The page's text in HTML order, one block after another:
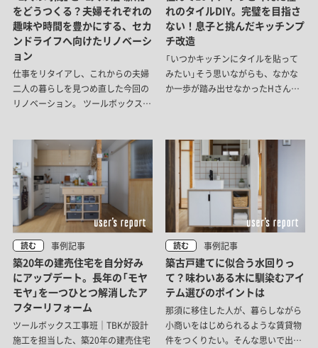
をどうつくる？夫婦それぞれの
趣味や時間を豊かにする、セカ
ンドライフへ向けたリノベーシ
ョン
仕事をリタイアし、これからの夫婦
二人の暮らしを見つめ直した今回の
リノベーション。 ツールボックス工
ごす時間」と「それぞれが自分らしく
過ごす時間」のどちらも心地よく楽
しめる住まいへと整えました。
れのタイルDIY。完璧を目指さ
ない！息子と挑んだキッチンプ
チ改造
「いつかキッチンにタイルを貼って
みたい」そう思いながらも、なかな
か一歩が踏み出せなかったHさん。
ない」と決めた割り切り、目地づく
りや苦戦したことまで、その様子を
うかがいました。
読む 事例記事
築20年の建売住宅を自分好み
にアップデート。長年の「モヤ
モヤ」を一つひとつ解消したア
フターリフォーム
ツールボックス工事班｜TBKが設計
施工を担当した、築20年の建売住宅
読む 事例記事
築古戸建てに似合う水回りっ
て？味わいある木に馴染むアイ
テム選びのポイントは
那須に移住した人が、暮らしながら
小商いをはじめられるような賃貸物
件をつくりたい。そんな思いで出来